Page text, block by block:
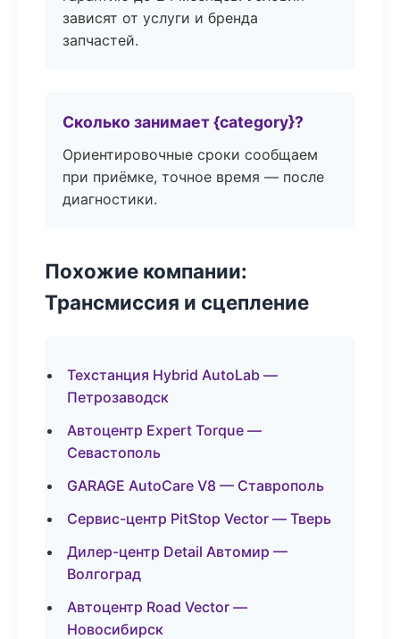
зависят от услуги и бренда
запчастей.
Сколько занимает {category}?
Ориентировочные сроки сообщаем
при приёмке, точное время — после
диагностики.
Похожие компании:
Трансмиссия и сцепление
Техстанция Hybrid AutoLab —
Петрозаводск
Автоцентр Expert Torque —
Севастополь
GARAGE AutoCare V8 — Ставрополь
Сервис-центр PitStop Vector — Тверь
Дилер-центр Detail Автомир —
Волгоград
Автоцентр Road Vector —
Новосибирск